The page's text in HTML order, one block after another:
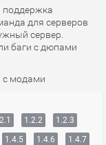
поддержка
для серверов
сервер.
баги с дюпами
с модами
1.2.2
1.2.3
1.4.5 1.4.6
1.4.7